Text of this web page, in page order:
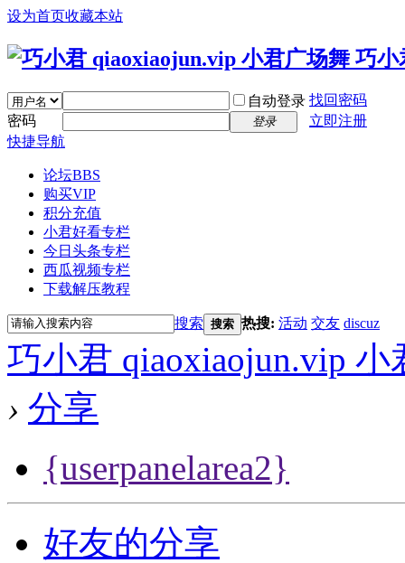
设为首页收藏本站
自动登录 找回密码
密码
登录
立即注册
快捷导航
论坛BBS
购买VIP
积分充值
小君好看专栏
今日头条专栏
西瓜视频专栏
下载解压教程
搜索 搜索 热搜: 活动 交友 discuz
巧小君 qiaoxiaojun.vip
› 分享
{userpanelarea2}
好友的分享